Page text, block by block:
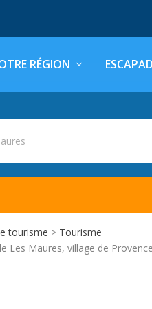
RÉGION
tourisme > Tourisme
Les Maures, village de